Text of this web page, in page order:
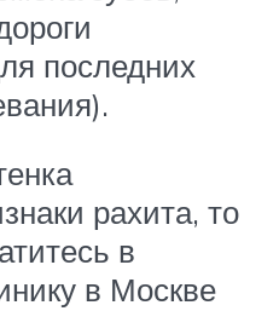
последних
рахита, то
в
в Москве